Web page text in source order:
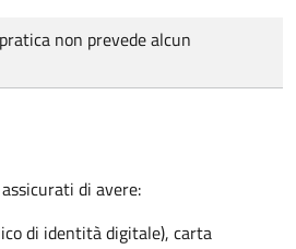
non prevede alcun
di avere:
di identità digitale), carta